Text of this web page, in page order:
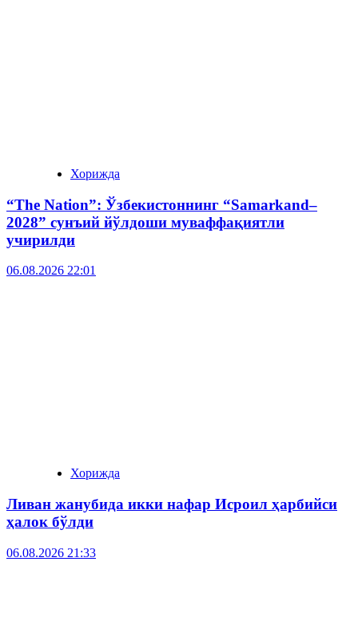
Хорижда
“The Nation”: Ўзбекистоннинг “Samarkand–
2028” сунъий йўлдоши муваффақиятли
учирилди
06.08.2026 22:01
Хорижда
Ливан жанубида икки нафар Исроил ҳарбийси
ҳалок бўлди
06.08.2026 21:33